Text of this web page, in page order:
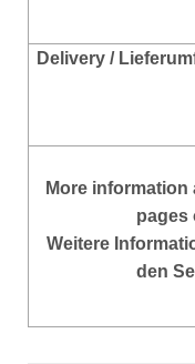
Delivery /
Moreinformation
pages
Weitere
den